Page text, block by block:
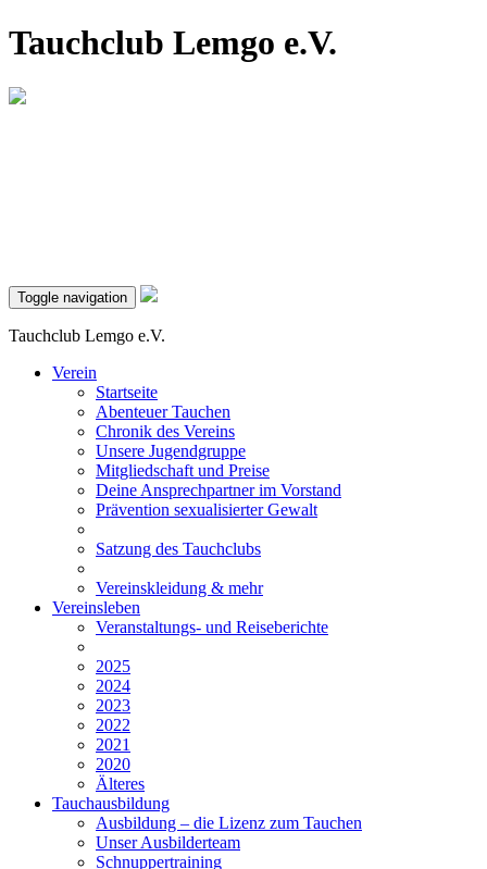
Tauchclub Lemgo e.V.
Toggle navigation
Tauchclub Lemgo e.V.
Verein
Startseite
Abenteuer Tauchen
Chronik des Vereins
Unsere Jugendgruppe
Mitgliedschaft und Preise
Deine Ansprechpartner im Vorstand
Prävention sexualisierter Gewalt
Satzung des Tauchclubs
Vereinskleidung & mehr
Vereinsleben
Veranstaltungs- und Reiseberichte
2025
2024
2023
2022
2021
2020
Älteres
Tauchausbildung
Ausbildung – die Lizenz zum Tauchen
Unser Ausbilderteam
Schnuppertraining